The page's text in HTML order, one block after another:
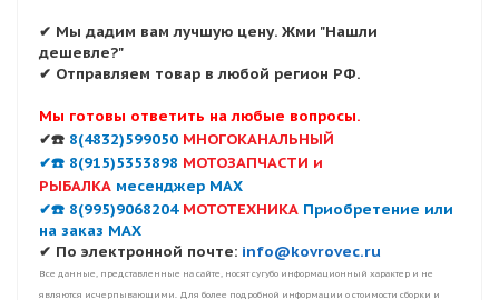
✔ Мы дадим вам лучшую цену. Жми "Нашли
дешевле?"
✔ Отправляем товар в любой регион РФ.
Мы готовы ответить на любые вопросы.
✔☎️ 8(4832)599050 МНОГОКАНАЛЬНЫЙ
✔☎️ 8(915)5353898 МОТОЗАПЧАСТИ и
РЫБАЛКА месенджер MAX
✔☎️ 8(995)9068204 МОТОТЕХНИКА Приобретение или
на заказ MAX
✔ По электронной почте: info@kovrovec.ru
Все данные, представленные на сайте, носят сугубо информационный характер и не
являются исчерпывающими. Для более подробной информации о стоимости сборки и